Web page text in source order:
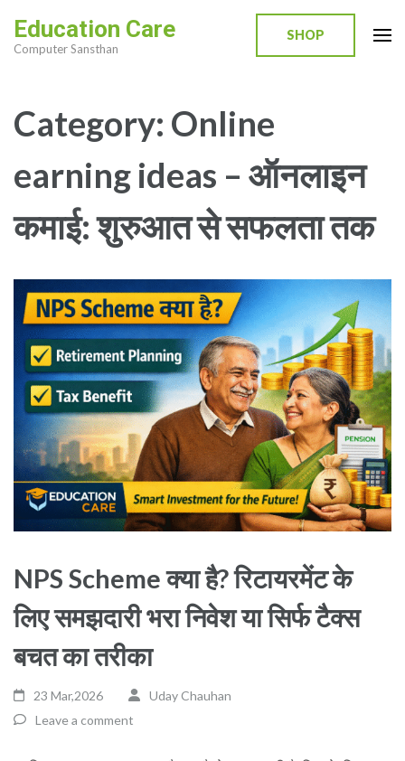
content
Enter)
Education Care
Computer Sansthan
SHOP
Category: Online
earning ideas – ऑनलाइन
कमाई: शुरुआत से सफलता तक
NPS Scheme क्या है? रिटायरमेंट के
लिए समझदारी भरा निवेश या सिर्फ टैक्स
बचत का तरीका
23 Mar,2026
Uday Chauhan
Leave a comment